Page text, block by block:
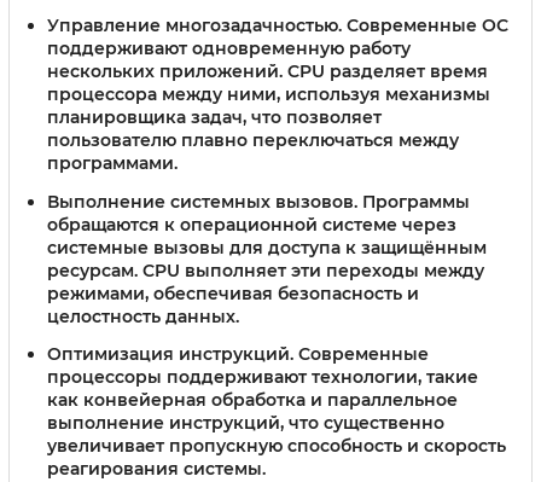
Управление многозадачностью. Современные ОС
поддерживают одновременную работу
нескольких приложений. CPU разделяет время
процессора между ними, используя механизмы
планировщика задач, что позволяет
пользователю плавно переключаться между
программами.
Выполнение системных вызовов. Программы
обращаются к операционной системе через
системные вызовы для доступа к защищённым
ресурсам. CPU выполняет эти переходы между
режимами, обеспечивая безопасность и
целостность данных.
Оптимизация инструкций. Современные
процессоры поддерживают технологии, такие
как конвейерная обработка и параллельное
выполнение инструкций, что существенно
увеличивает пропускную способность и скорость
реагирования системы.